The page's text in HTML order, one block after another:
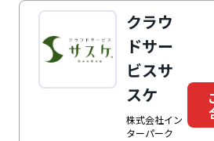
クラウ
ドサー
ビスサ
スケ
株式会社イン
ターパーク